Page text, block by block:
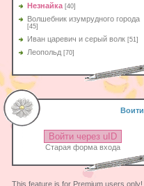
Незнайка [40]
Волшебник изумрудного города
[45]
Иван царевич и серый волк [51]
Леопольд [70]
Воити
Войти через uID
Старая форма входа
This feature is for Premium users only!